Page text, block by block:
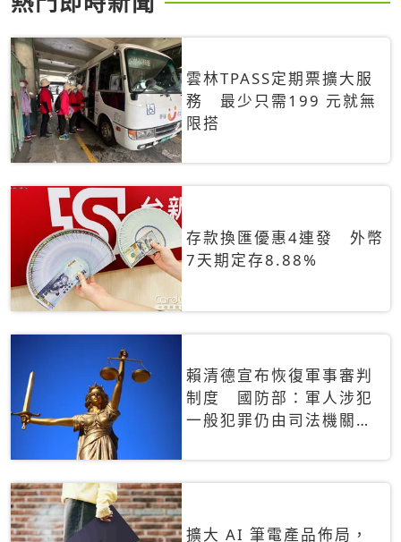
雲林TPASS定期票擴大服
務 最少只需199 元就無
限搭
存款換匯優惠4連發 外幣
7天期定存8.88%
賴清德宣布恢復軍事審判
制度 國防部：軍人涉犯
一般犯罪仍由司法機關辦
擴大 AI 筆電產品佈局，